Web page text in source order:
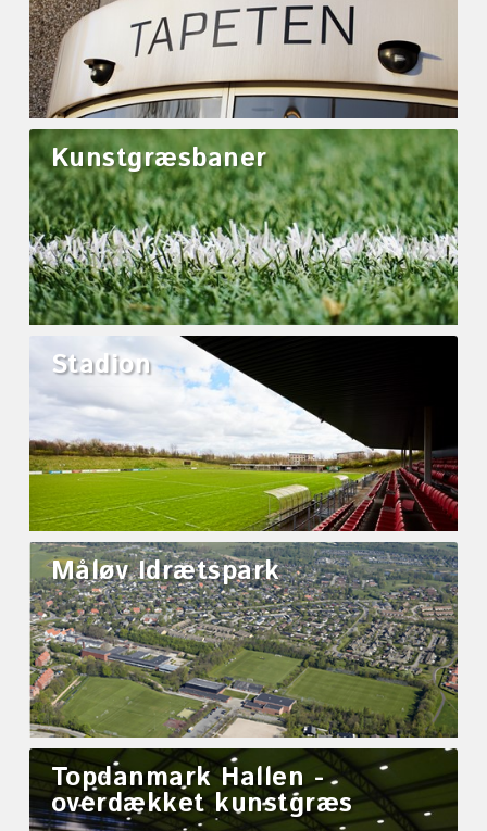
Kunstgræsbaner
Stadion
Måløv Idrætspark
Topdanmark Hallen -
overdækket kunstgræs